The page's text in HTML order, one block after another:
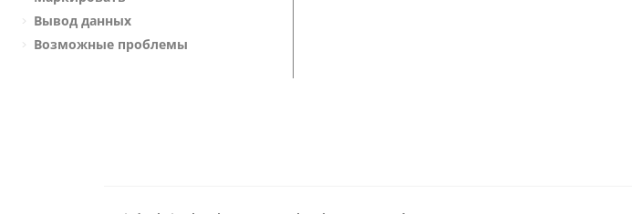
Вывод данных
Возможные проблемы